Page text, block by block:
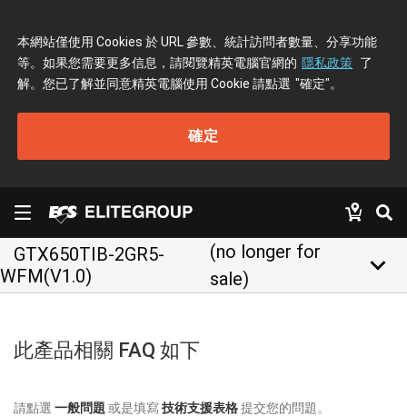
本網站僅使用 Cookies 於 URL 參數、統計訪問者數量、分享功能
等。如果您需要更多信息，請閱覽精英電腦官網的 隱私政策 了
解。您已了解並同意精英電腦使用 Cookie 請點選 "確定"。
確定
GTX650TIB-2GR5-
WFM(V1.0)
(no longer for
sale)
keyboard_arrow_down
此產品相關 FAQ 如下
請點選 一般問題 或是填寫技術支援表格提交您的問題。